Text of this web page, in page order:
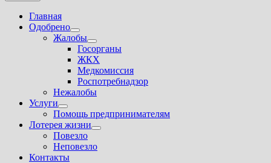
Главная
Одобрено
Показать
подменю
Жалобы
Показать
подменю
Госорганы
ЖКХ
Медкомиссия
Роспотребнадзор
Нежалобы
Услуги
Показать
подменю
Помощь предпринимателям
Лотерея жизни
Показать
Повезло
Неповезло
Контакты